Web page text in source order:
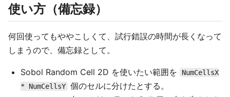
使い方（備忘録）
何回使ってもややこしくて、試行錯誤の時間が長くなって
しまうので、備忘録として。
Sobol Random Cell 2D を使いたい範囲を
NumCellsX
* NumCellsY 個のセルに分けたとする。